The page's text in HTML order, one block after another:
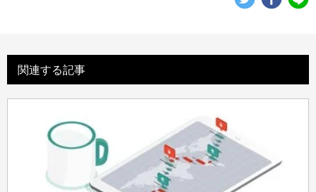
関連する記事